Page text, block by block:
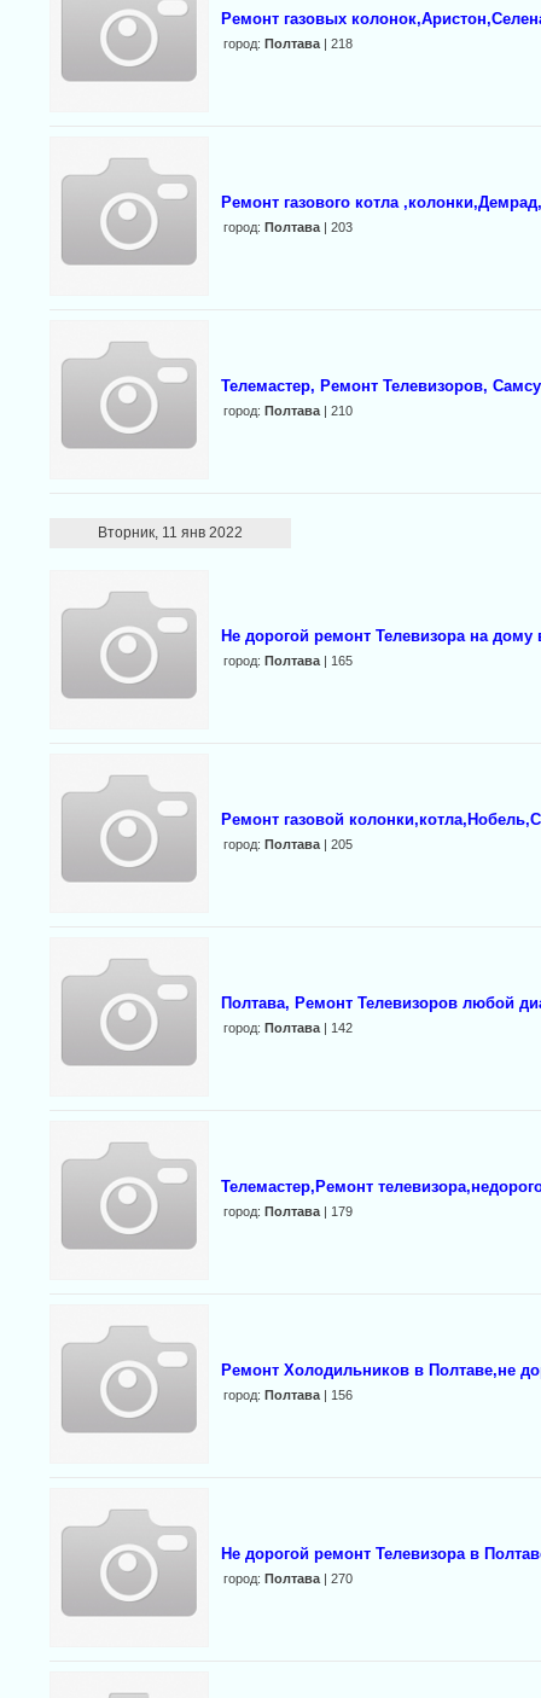
Ремонт газовых
город: Полтава| 218
Ремонт газового котла
город: Полтава| 203
Телемастер, Ремонт Телевизоров,
город: Полтава| 210
Вторник, 11 янв 2022
Не дорогой ремонт Телевизора на дому
город: Полтава| 165
Ремонт газовой
город: Полтава| 205
Полтава, Ремонт Телевизоров любой
город: Полтава| 142
Телемастер,Ремонт
город: Полтава| 179
Ремонт Холодильников в Полтаве,не
город: Полтава| 156
Не дорогой ремонт Телевизора в
город: Полтава| 270